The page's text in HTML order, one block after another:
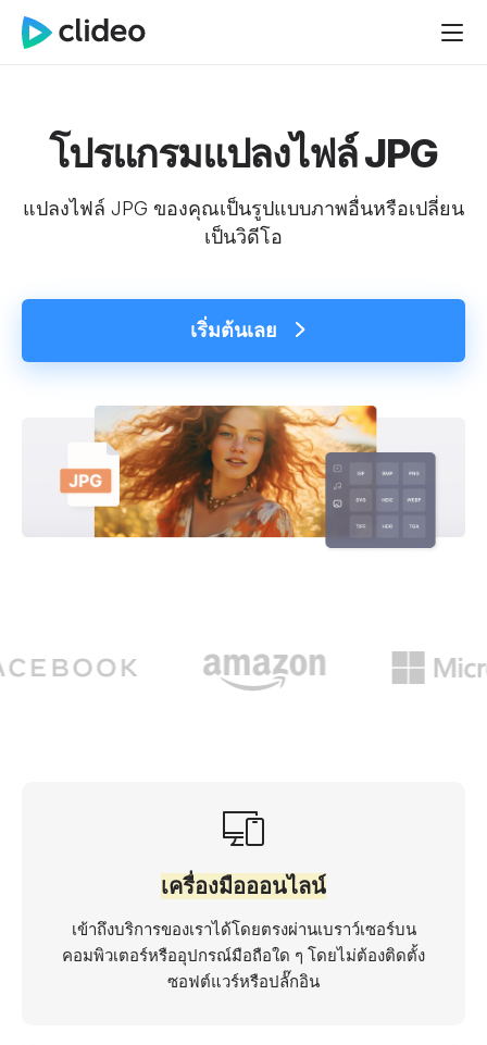
โปรแกรมแปลงไฟล์ JPG
แปลงไฟล์ JPG ของคุณเป็นรูปแบบภาพอื่นหรือเปลี่ยน
เป็นวิดีโอ
เริ่มต้นเลย
เครื่องมือออนไลน์
เข้าถึงบริการของเราได้โดยตรงผ่านเบราว์เซอร์บน
คอมพิวเตอร์หรืออุปกรณ์มือถือใด ๆ โดยไม่ต้องติดตั้ง
ซอฟต์แวร์หรือปลั๊กอิน